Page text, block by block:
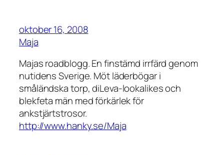
oktober 16, 2008
Maja
Majas roadblogg. En finstämd irrfärd genom
nutidens Sverige. Möt läderbögar i
småländska torp, diLeva-lookalikes och
blekfeta män med förkärlek för
ankstjärtstrosor.
http://www.hanky.se/Maja